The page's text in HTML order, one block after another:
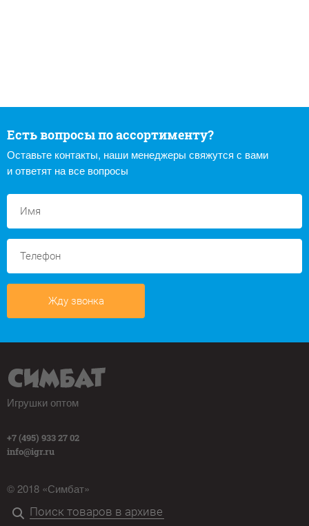
Есть вопросы по ассортименту?
Оставьте контакты, наши менеджеры свяжутся с вами
и ответят на все вопросы
Жду звонка
Игрушки оптом
+7 (495) 933 27 02
info@igr.ru
© 2018 «Симбат»